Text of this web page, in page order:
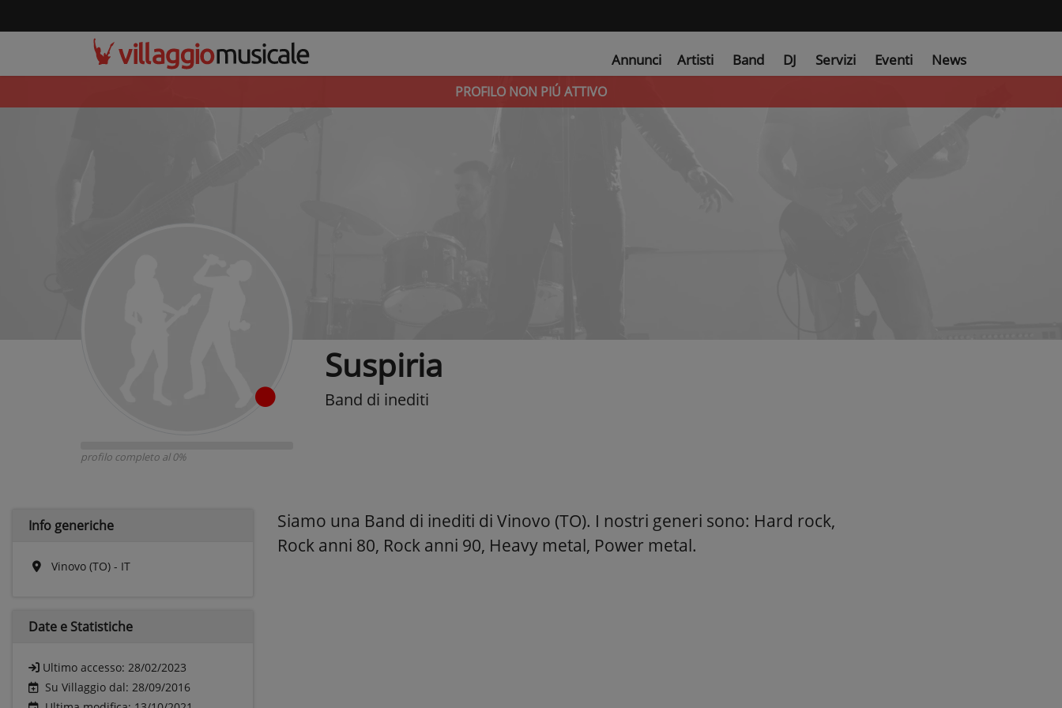
Annunci Artisti Band DJ Servizi Eventi News
PROFILO NON PIÚ ATTIVO
profilo completo al 0%
Suspiria
Band di inediti
Info generiche
Vinovo (TO) - IT
Date e Statistiche
Ultimo accesso: 28/02/2023
Su Villaggio dal: 28/09/2016
Siamo una Band di inediti di Vinovo (TO). I nostri generi sono: Hard rock,
Rock anni 80, Rock anni 90, Heavy metal, Power metal.